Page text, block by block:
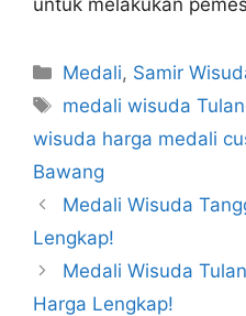
untuk melakukan
Kategori
Medali, Samir
Tag
medali wisuda
wisuda harga medali
Bawang
Medali Wisuda
Lengkap!
Medali Wisuda
Harga Lengkap!